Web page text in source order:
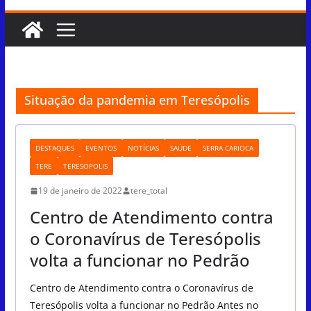
Situação da pandemia em Teresópolis
DESTAQUES EVENTOS NOTÍCIAS SAÚDE
SERRA CARIOCA
TERE
TERESOPOLIS
19 de janeiro de 2022 tere_total
Centro de Atendimento contra
o Coronavírus de Teresópolis
volta a funcionar no Pedrão
Centro de Atendimento contra o Coronavírus de
Teresópolis volta a funcionar no Pedrão Antes no